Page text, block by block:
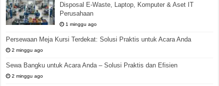
Disposal E-Waste, Laptop, Komputer & Aset IT
Perusahaan
1 minggu ago
Persewaan Meja Kursi Terdekat: Solusi Praktis untuk Acara Anda
2 minggu ago
Sewa Bangku untuk Acara Anda – Solusi Praktis dan Efisien
2 minggu ago